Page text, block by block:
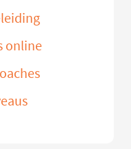
online